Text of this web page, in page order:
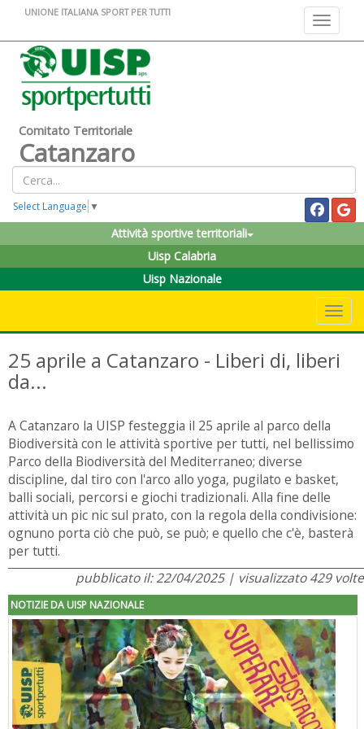
Toggle
UNIONE ITALIANA SPORT PER TUTTI
Comitato Territoriale
Catanzaro
Select Language ▼
Attività sportive territoriali
Uisp Calabria
Uisp Nazionale
25 aprile a Catanzaro - Liberi di, liberi
da...
A Catanzaro la UISP festeggia il 25 aprile al parco della
Biodiversità con le attività sportive per tutti, nel bellissimo
Parco della Biodiversità del Mediterraneo; diverse
discipline, dal tiro con l'arco allo yoga, pugilato e basket,
balli sociali, percorsi e giochi tradizionali. Alla fine delle
attività un pic nic sul prato, con la regola della condivisione:
ognuno porta ciò che può, se può; e quello che c'è, basterà
per tutti.
pubblicato il: 22/04/2025 | visualizzato 429 volte
NOTIZIE DA UISP NAZIONALE